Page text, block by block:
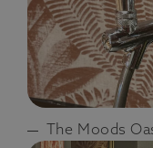
The Moods